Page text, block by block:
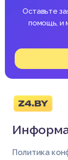
Оставьте
помощь, и
Политика